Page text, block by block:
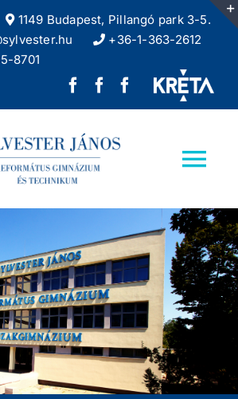
1149 Budapest, Pillangó park 3-5.
+36-1-363-2612
8701
Sylvester
Református
facebook
oldala
REFlex,
Sylvester
Sylvester
facebook